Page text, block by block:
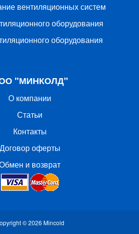
вентиляционных систем
оборудования
оборудования
"МИНКОЛД"
О компании
Статьи
Контакты
Договор оферты
и возврат
© 2026 Mincold